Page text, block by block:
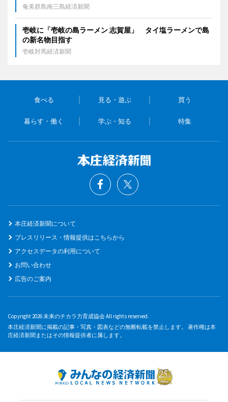
奄美群島南三島経済新聞
壱岐に「壱岐の島ラーメン 志賀屋」 タイ塩ラーメンで島
の新名物目指す
壱岐対馬経済新聞
食べる 見る・遊ぶ 買う
暮らす・働く 学ぶ・知る 特集
本庄経済新聞について
プレスリリース・情報提供はこちらから
アクセスデータの利用について
お問い合わせ
広告のご案内
Copyright 2026 未来のチカラ力育成協会 All rights reserved.
本庄経済新聞に掲載の記事・写真・図表などの無断転載を禁止します。 著作権は本
庄経済新聞またはその情報提供者に属します。